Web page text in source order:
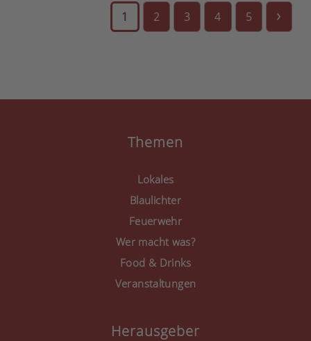
1 2 3 4 5 ›
Themen
Lokales
Blaulichter
Feuerwehr
Wer macht was?
Food & Drinks
Veranstaltungen
Herausgeber